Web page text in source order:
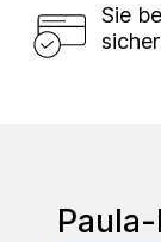
Sie